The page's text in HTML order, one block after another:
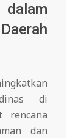
di
rencana
dan